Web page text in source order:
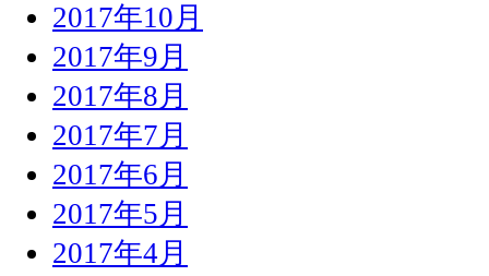
2017年10月
2017年9月
2017年8月
2017年7月
2017年6月
2017年5月
2017年4月